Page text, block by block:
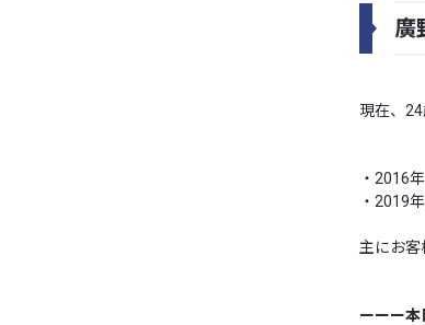
廣
現在、24
・2016
・2019
主にお
ーーー本